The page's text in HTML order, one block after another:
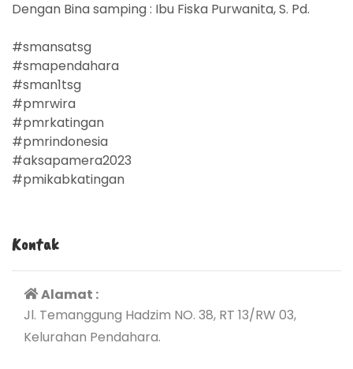
Kontak
Alamat :
Jl. Temanggung Hadzim NO. 38, RT 13/RW 03,
Kelurahan Pendahara.
Dengan Bina samping : Ibu Fiska Purwanita, S. Pd.
#smansatsg
#smapendahara
#sman1tsg
#pmrwira
#pmrkatingan
#pmrindonesia
#aksapamera2023
#pmikabkatingan